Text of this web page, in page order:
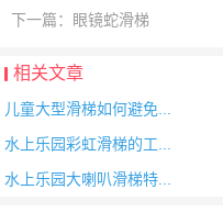
下一篇： 眼镜蛇滑梯
相关文章
儿童大型滑梯如何避免...
水上乐园彩虹滑梯的工...
水上乐园大喇叭滑梯特...